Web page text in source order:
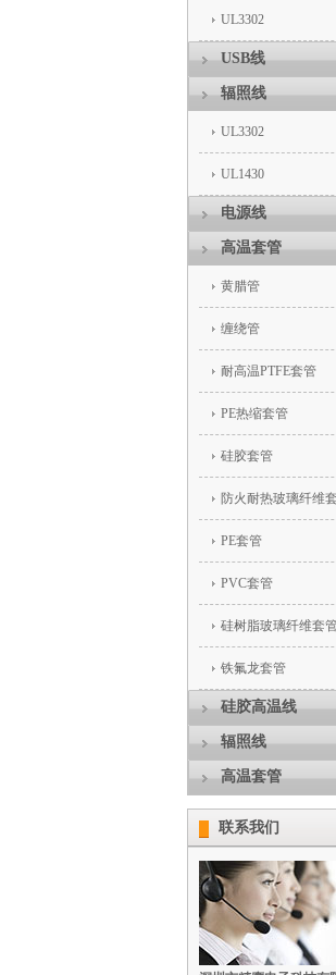
UL3302
USB线
辐照线
UL3302
UL1430
电源线
高温套管
黄腊管
缠绕管
耐高温PTFE套管
PE热缩套管
硅胶套管
防火耐热玻璃纤维
PE套管
PVC套管
硅树脂玻璃纤维套
铁氟龙套管
硅胶高温线
辐照线
高温套管
联系我们